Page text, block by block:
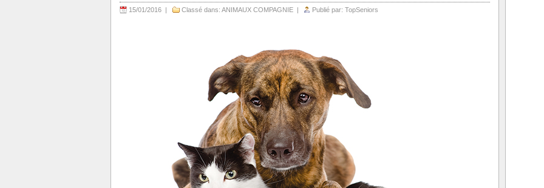
15/01/2016 | Classé dans: ANIMAUX COMPAGNIE | Publié par: TopSeniors